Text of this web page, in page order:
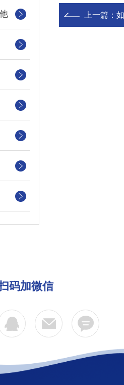
上一篇：
码加微信